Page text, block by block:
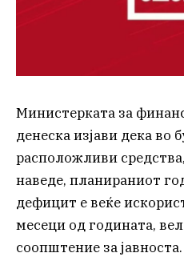
Министерката за
денеска изјави дека во
расположливи
наведе, планираниот
дефицит е веќе
месеци од годината,
соопштение за јавноста.